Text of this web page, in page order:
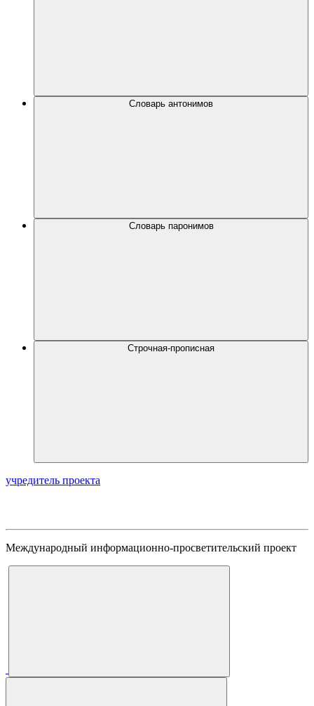
Словарь антонимов
Словарь паронимов
Строчная-прописная
учредитель проекта
Международный информационно-просветительский проект